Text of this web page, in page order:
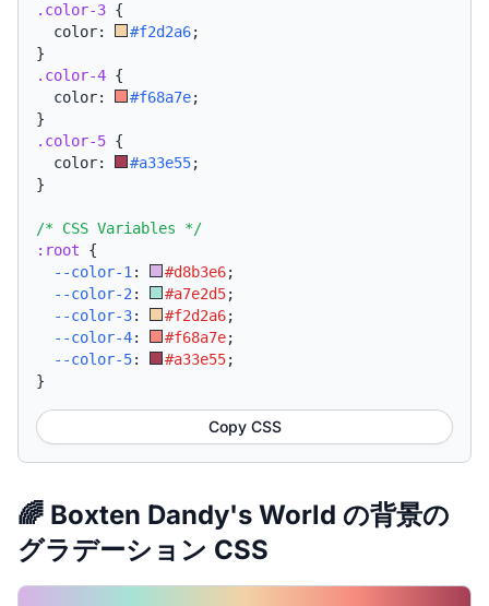
.color-3 {
  color:
#f2d2a6;
}
.color-4 {
  color:
#f68a7e;
}
.color-5 {
  color:
#a33e55;
}
/* CSS Variables */
:root {
--color-1 : #d8b3e6;
--color-2 : #a7e2d5;
--color-3: #f2d2a6;
--color-4: #f68a7e;
--color-5: #a33e55;
}
Copy CSS
🌈 Boxten Dandy's World の背景の
グラデーション CSS